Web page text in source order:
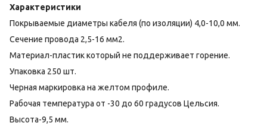
Характеристики
Покрываемые диаметры кабеля (по изоляции) 4,0-10,0 мм.
Сечение провода 2,5-16 мм2.
Материал-пластик который не поддерживает горение.
Упаковка 250 шт.
Черная маркировка на желтом профиле.
Рабочая температура от -30 до 60 градусов Цельсия.
Высота-9,5 мм.